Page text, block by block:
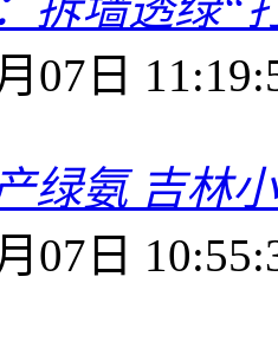
07日
绿氨 吉林
07日